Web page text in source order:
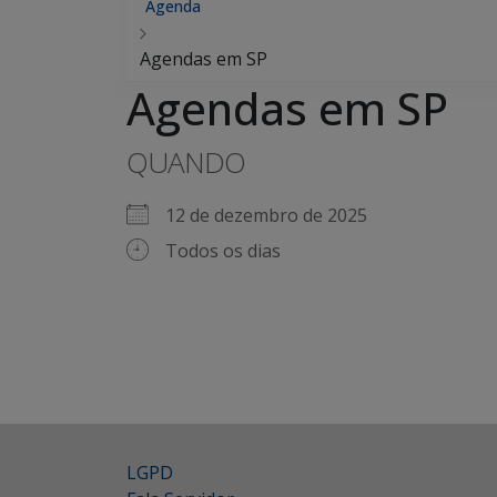
Agenda
Agendas em SP
Agendas em SP
QUANDO
12 de dezembro de 2025
Todos os dias
LGPD